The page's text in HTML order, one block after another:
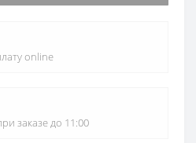
online
заказе до 11:00